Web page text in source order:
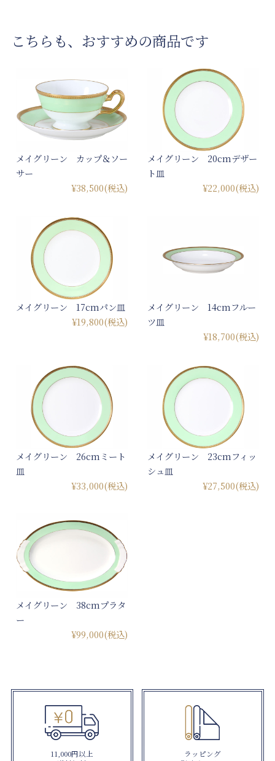
こちらも、おすすめの商品です
メイグリーン カップ＆ソー
サー
¥38,500(税込)
メイグリーン 20cmデザー
ト皿
¥22,000(税込)
メイグリーン 17cmパン皿
¥19,800(税込)
メイグリーン 14cmフルー
ツ皿
¥18,700(税込)
メイグリーン 26cmミート
皿
¥33,000(税込)
メイグリーン 23cmフィッ
シュ皿
¥27,500(税込)
メイグリーン 38cmプラタ
ー
¥99,000(税込)
11,000円以上
ラッピング